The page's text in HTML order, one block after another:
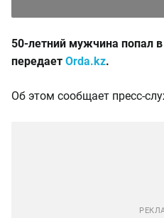
50-летний мужчина попал
передает Orda.kz.
Об этом сообщает пресс-